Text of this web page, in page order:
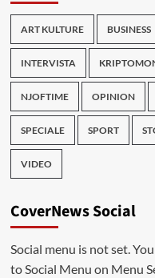
ART KULTURE BUSINESS
INTERVISTA
NJOFTIME OPINION
SPECIALE SPORT
VIDEO
CoverNews Social
Social menu is not set.
to Social Menu on Menu